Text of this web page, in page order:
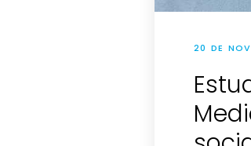
20 DE